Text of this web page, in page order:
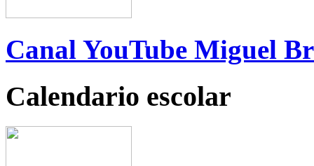
Canal YouTube Miguel
Calendario escolar